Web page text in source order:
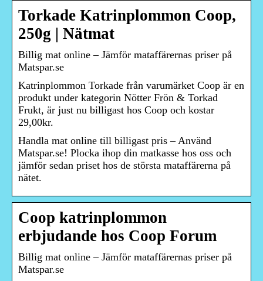
Torkade Katrinplommon Coop,
250g | Nätmat
Billig mat online – Jämför mataffärernas priser på
Matspar.se
Katrinplommon Torkade från varumärket Coop är en
produkt under kategorin Nötter Frön & Torkad
Frukt, är just nu billigast hos Coop och kostar
29,00kr.
Handla mat online till billigast pris – Använd
Matspar.se! Plocka ihop din matkasse hos oss och
jämför sedan priset hos de största mataffärerna på
nätet.
Coop katrinplommon
erbjudande hos Coop Forum
Billig mat online – Jämför mataffärernas priser på
Matspar.se